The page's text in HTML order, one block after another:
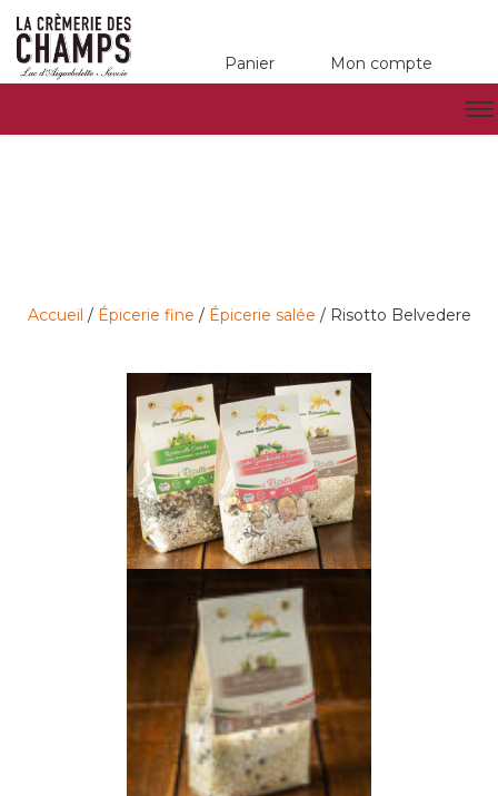
Panier Mon compte
Accueil / Épicerie fine / Épicerie salée / Risotto Belvedere